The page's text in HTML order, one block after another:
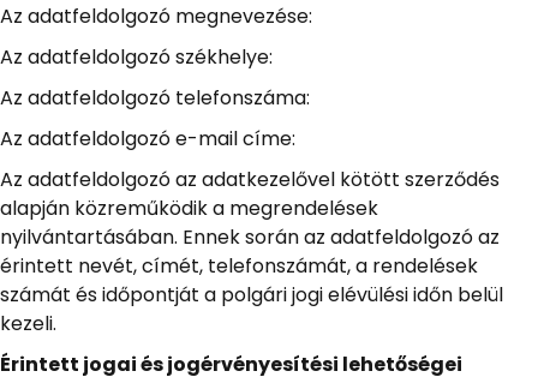
Az adatfeldolgozó megnevezése:
Az adatfeldolgozó székhelye:
Az adatfeldolgozó telefonszáma:
Az adatfeldolgozó e-mail címe:
Az adatfeldolgozó az adatkezelővel kötött szerződés
alapján közreműködik a megrendelések
nyilvántartásában. Ennek során az adatfeldolgozó az
érintett nevét, címét, telefonszámát, a rendelések
számát és időpontját a polgári jogi elévülési időn belül
kezeli.
Érintett jogai és jogérvényesítési lehetőségei